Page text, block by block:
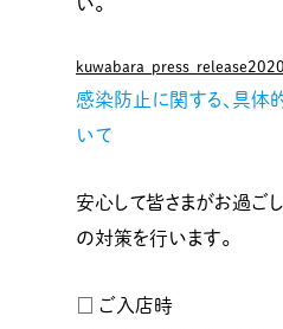
感染防止に関する、具体
いて
安心して皆さまがお過ご
の対策を行います。
□ ご入店時